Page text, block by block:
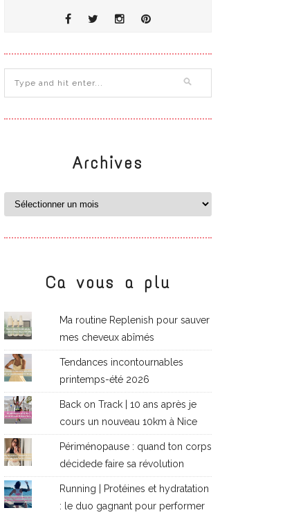
Archives
Ca vous a plu
Ma routine Replenish pour sauver
mes cheveux abîmés
Tendances incontournables
printemps-été 2026
Back on Track | 10 ans après je
cours un nouveau 10km à Nice
Périménopause : quand ton corps
décidede faire sa révolution
Running | Protéines et hydratation
: le duo gagnant pour performer